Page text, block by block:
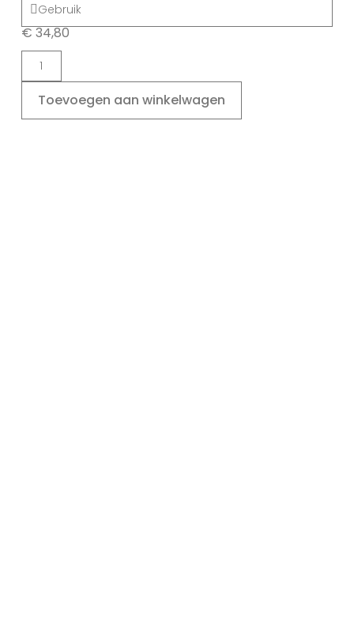
Gebruik
€34,80
Toevoegen aan winkelwagen